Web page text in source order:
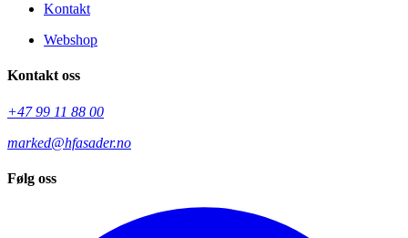
Kontakt
Webshop
Kontakt oss
+47 99 11 88 00
marked@hfasader.no
Følg oss